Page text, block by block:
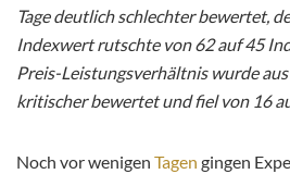
Tage deutlich schlechter bewertet,
Indexwert rutschte von 62 auf 45
Preis-Leistungsverhältnis wurde
kritischer bewertet und fiel von 16
Noch vor wenigen Tagen gingen